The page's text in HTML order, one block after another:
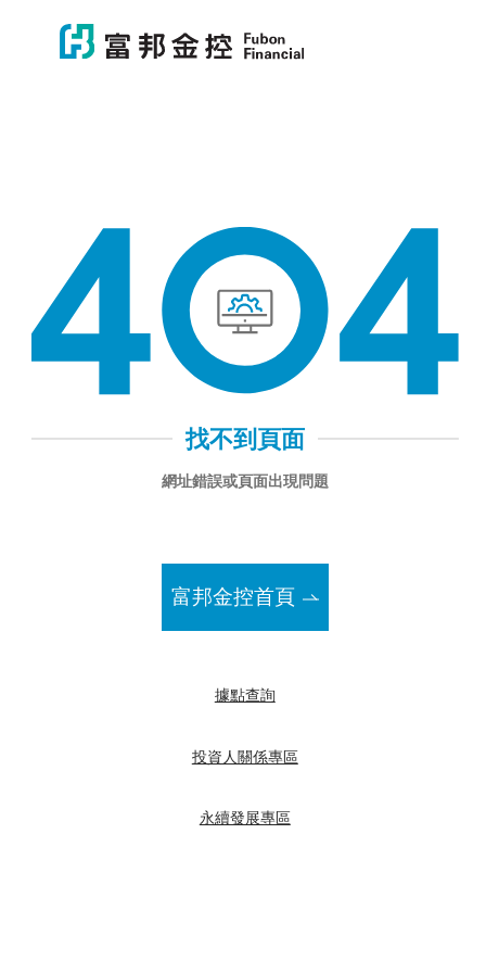
富邦金控
404 找不到頁面
找不到頁面
網址錯誤或頁面出現問題
富邦金控首頁
據點查詢
投資人關係專區
永續發展專區